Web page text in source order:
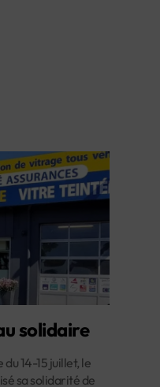
solidaire
du 14-15 juillet, le
sa solidarité de